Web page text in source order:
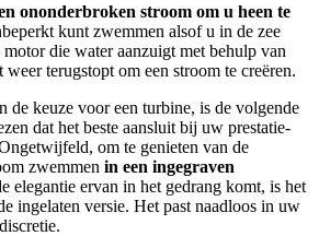
ononderbroken stroom om u heen te
kunt zwemmen alsof u in de zee
die water aanzuigt met behulp van
terugstopt om een stroom te creëren.
de keuze voor een turbine, is de volgende
dat het beste aansluit bij uw prestatie-
om te genieten van de
zwemmen in een ingegraven
elegantie ervan in het gedrang komt, is het
ingelaten versie. Het past naadloos in uw